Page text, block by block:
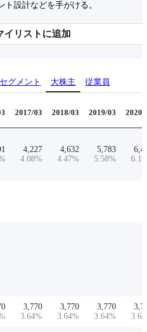
ト設計などを手がける。
イリストに追加
セグメント 大株主 従業員
2017/03 2018/03 2019/03 2020/
4,227
4.08%
4,632
4.47%
5,783
5.58%
6.19
3,770
3.64%
3,770
3.64%
3,770
3.64%
3.64